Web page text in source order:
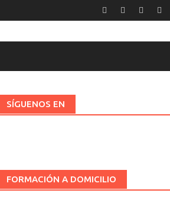
SÍGUENOS EN
FORMACIÓN A DOMICILIO